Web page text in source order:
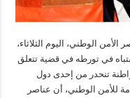
تمكنت عناصر الأمن الوطني، اليوم الثلاثاء،
في تورطه في قضية تتعلق
تنحدر من إحدى دول
للأمن الوطني، أن عناصر